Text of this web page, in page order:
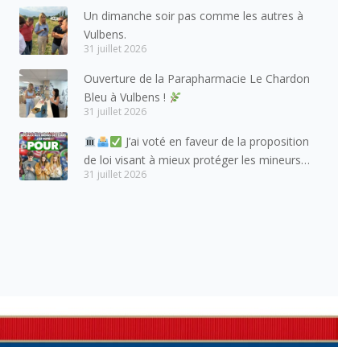
amis suisses, et plus particulièrement aux
habitants du bassin genevois et de l’arc
lémanique, avec lesquels la Haute-Savoie
Un dimanche soir pas comme les autres à
Vulbens.
31 juillet 2026
Ouverture de la Parapharmacie Le Chardon
Bleu à Vulbens !
31 juillet 2026
J’ai voté en faveur de la proposition
de loi visant à mieux protéger les mineurs
des risques liés à l’utilisation des réseaux
31 juillet 2026